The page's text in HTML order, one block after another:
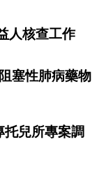
人核查工作
塞性肺病藥物
兒所專案調